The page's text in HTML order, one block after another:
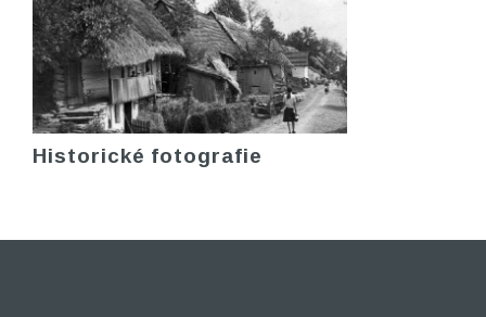
Historické fotografie